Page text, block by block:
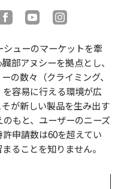
ューのマーケットを牽
部アヌシーを拠点とし、
の数々（クライミング、
容易に行える環境が広
が新しい製品を生み出す
もと、ユーザーのニーズ
申請数は60を超えてい
ることを知りません。